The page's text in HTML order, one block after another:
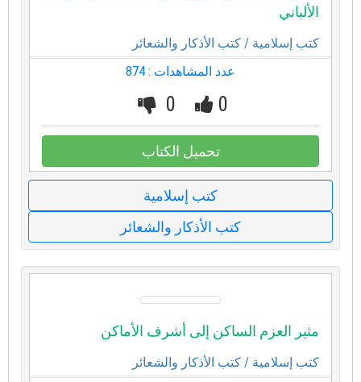
الألباني
كتب إسلامية / كتب الأذكار والشعائر
عدد المشاهدات : 874
0
0
تحميل الكتاب
كتب إسلامية
كتب الأذكار والشعائر
مثير العزم الساكن إلى أشرف الأماكن
كتب إسلامية / كتب الأذكار والشعائر